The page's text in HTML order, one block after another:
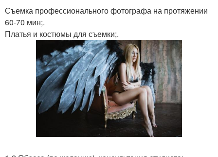
Съемка профессионального фотографа на протяжении
60-70 мин;.
Платья и костюмы для съемки;.